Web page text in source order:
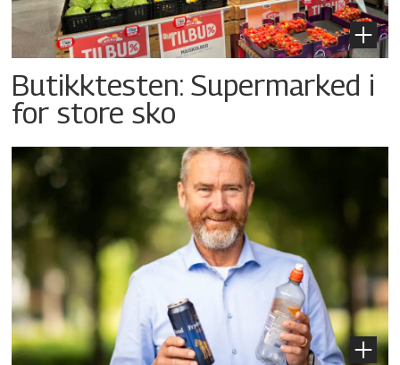
Butikktesten: Supermarked i
for store sko